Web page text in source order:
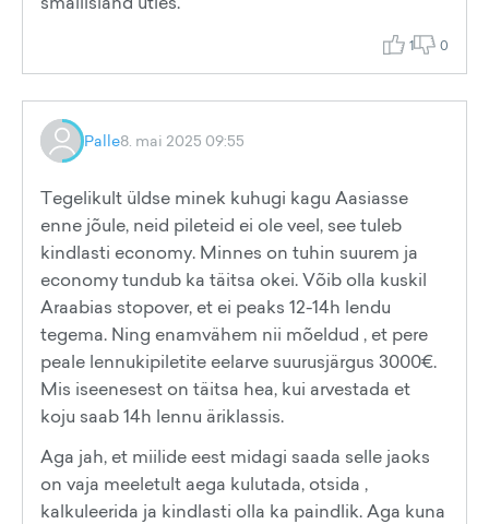
1 0
Palle8. mai 2025 09:55
Tegelikult üldse minek kuhugi kagu Aasiasse
enne jõule, neid pileteid ei ole veel, see tuleb
kindlasti economy. Minnes on tuhin suurem ja
economy tundub ka täitsa okei. Võib olla kuskil
Araabias stopover, et ei peaks 12-14h lendu
tegema. Ning enamvähem nii mõeldud , et pere
peale lennukipiletite eelarve suurusjärgus 3000€.
Mis iseenesest on täitsa hea, kui arvestada et
koju saab 14h lennu äriklassis.
Aga jah, et miilide eest midagi saada selle jaoks
on vaja meeletult aega kulutada, otsida ,
kalkuleerida ja kindlasti olla ka paindlik. Aga kuna